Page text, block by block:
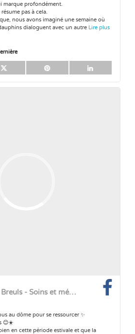
marque profondément.
pas à cela.
nous avons imaginé une semaine où
dialoguent avec un autre Lire plus
Thibaut Breuls - Soins et méditation
au dôme pour se ressourcer ✨
😊☀️
en cette période estivale et que la